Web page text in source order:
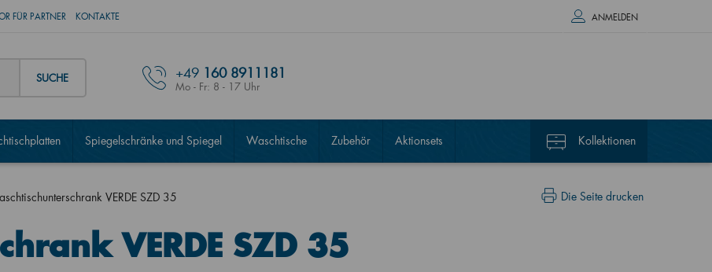
FÜR PARTNER KONTAKTE ANMELDEN
SUCHE +49 160 8911181
Mo - Fr: 8 - 17 Uhr
Spiegelschränke und Spiegel Waschtische Zubehör Aktionsets Kollektionen
Die Seite drucken
VERDE SZD 35
VERDE SZD 35